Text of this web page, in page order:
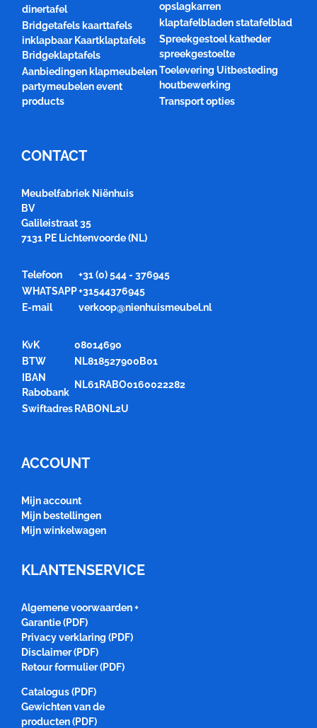
dinertafel
Bridgetafels kaarttafels
inklapbaar Kaartklaptafels
Bridgeklaptafels
Aanbiedingen klapmeubelen
partymeubelen event
products
opslagkarren
klaptafelbladen statafelblad
Spreekgestoel katheder
spreekgestoelte
Toelevering Uitbesteding
houtbewerking
Transport opties
CONTACT
Meubelfabriek Niënhuis
BV
Galileistraat 35
7131 PE Lichtenvoorde (NL)
Telefoon
+31 (0) 544 - 376945
WHATSAPP+31544376945
E-mail
verkoop@nienhuismeubel.nl
KvK
08014690
BTW
NL818527900B01
IBAN
Rabobank
NL61RABO0160022282
Swiftadres RABONL2U
ACCOUNT
Mijn account
Mijn bestellingen
Mijn winkelwagen
KLANTENSERVICE
Algemene voorwaarden +
Garantie (PDF)
Privacy verklaring (PDF)
Disclaimer (PDF)
Retour formulier (PDF)
Catalogus (PDF)
Gewichten van de
producten (PDF)